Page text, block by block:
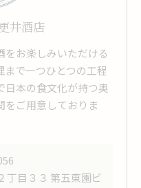
井酒店
お楽しみいただける
で一つひとつの工程
日本の食文化が持つ奥
をご用意しておりま
丁目３３ 第五東園ビ